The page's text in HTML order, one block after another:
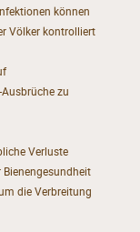
können
Völker kontrolliert
zu
Verluste
die Verbreitung